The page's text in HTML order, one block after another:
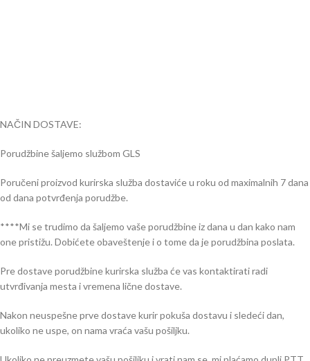
NAČIN DOSTAVE:
Porudžbine šaljemo službom GLS
Poručeni proizvod kurirska služba dostaviće u roku od maximalnih 7 dana
od dana potvrđenja porudžbe.
****Mi se trudimo da šaljemo vaše porudžbine iz dana u dan kako nam
one pristižu. Dobićete obaveštenje i o tome da je porudžbina poslata.
Pre dostave porudžbine kurirska služba će vas kontaktirati radi
utvrđivanja mesta i vremena lične dostave.
Nakon neuspešne prve dostave kurir pokuša dostavu i sledeći dan,
ukoliko ne uspe, on nama vraća vašu pošiljku.